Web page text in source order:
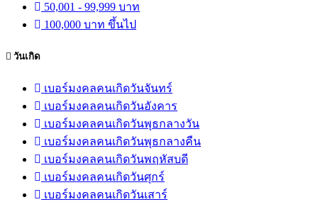
50,001 - 99,999 บาท
100,000 บาท ขึ้นไป
วันเกิด
เบอร์มงคลคนเกิดวันจันทร์
เบอร์มงคลคนเกิดวันอังคาร
เบอร์มงคลคนเกิดวันพุธกลางวัน
เบอร์มงคลคนเกิดวันพุธกลางคืน
เบอร์มงคลคนเกิดวันพฤหัสบดี
เบอร์มงคลคนเกิดวันศุกร์
เบอร์มงคลคนเกิดวันเสาร์